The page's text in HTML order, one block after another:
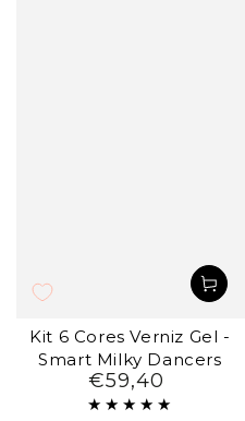
Kit 6 Cores Verniz Gel -
Smart Milky Dancers
Preço
regular
€59,40